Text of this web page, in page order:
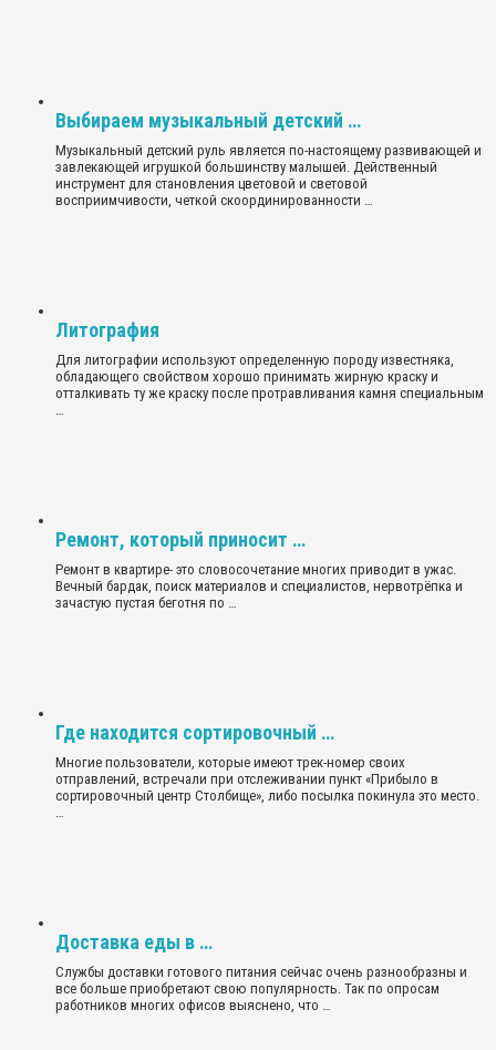
Выбираем музыкальный детский …
Музыкальный детский руль является по-настоящему развивающей и
завлекающей игрушкой большинству малышей. Действенный
инструмент для становления цветовой и световой
восприимчивости, четкой скоординированности …
Литография
Для литографии используют определенную породу известняка,
обладающего свойством хорошо принимать жирную краску и
отталкивать ту же краску после протравливания камня специальным
…
Ремонт, который приносит …
Ремонт в квартире- это словосочетание многих приводит в ужас.
Вечный бардак, поиск материалов и специалистов, нервотрёпка и
зачастую пустая беготня по …
Где находится сортировочный …
Многие пользователи, которые имеют трек-номер своих
отправлений, встречали при отслеживании пункт «Прибыло в
сортировочный центр Столбище», либо посылка покинула это место.
…
Доставка еды в …
Службы доставки готового питания сейчас очень разнообразны и
все больше приобретают свою популярность. Так по опросам
работников многих офисов выяснено, что …